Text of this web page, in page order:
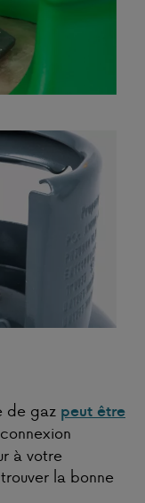
de gaz peut être
à votre
la bonne